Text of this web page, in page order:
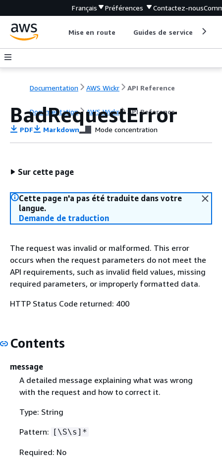
Français Préférences Contactez-nous
Mise en route Guides de service
Documentation AWS Wickr API Reference
Documentation AWS Wickr API Reference
BadRequestError
PDF Markdown Mode concentration
Sur cette page
Cette page n'a pas été traduite dans votre
langue.
Demande de traduction
The request was invalid or malformed. This error
occurs when the request parameters do not meet the
API requirements, such as invalid field values, missing
required parameters, or improperly formatted data.
HTTP Status Code returned: 400
Contents
message
A detailed message explaining what was wrong
with the request and how to correct it.
Type: String
Pattern: [\S\s]*
Required: No